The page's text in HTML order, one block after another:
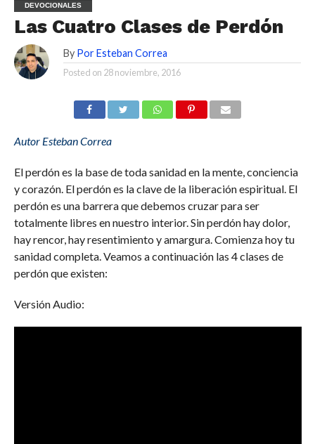
DEVOCIONALES
Las Cuatro Clases de Perdón
By Por Esteban Correa
Posted on 28 noviembre, 2016
Autor Esteban Correa
El perdón es la base de toda sanidad en la mente, conciencia
y corazón. El perdón es la clave de la liberación espiritual. El
perdón es una barrera que debemos cruzar para ser
totalmente libres en nuestro interior. Sin perdón hay dolor,
hay rencor, hay resentimiento y amargura. Comienza hoy tu
sanidad completa. Veamos a continuación las 4 clases de
perdón que existen:
Versión Audio: